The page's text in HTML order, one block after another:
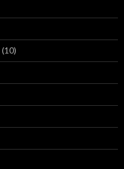
(10)